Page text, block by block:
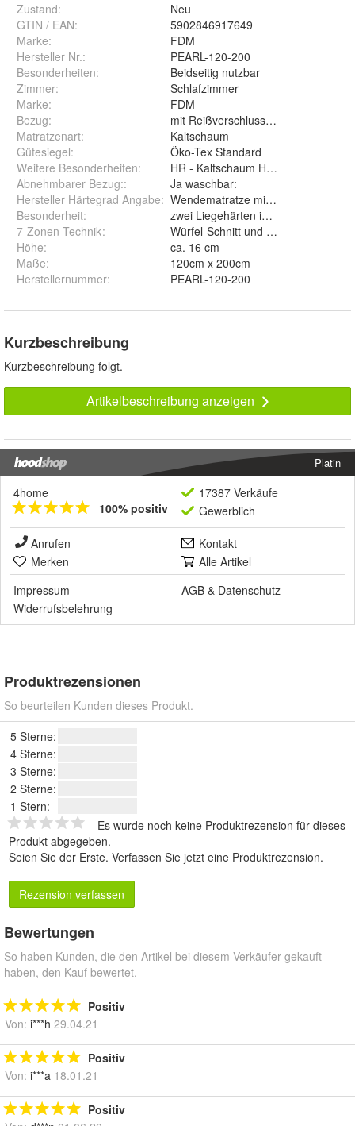
Zustand:
Neu
GTIN / EAN:
5902846917649
Marke:
FDM
Hersteller Nr.:
PEARL-120-200
Besonderheiten:
Beidseitig nutzbar
Zimmer:
Schlafzimmer
Marke:
FDM
Bezug:
mit Reißverschluss, abnehmbar
Matratzenart:
Kaltschaum
Gütesiegel:
Öko-Tex Standard
Weitere Besonderheiten:
HR - Kaltschaum Hybrid FOAM
Abnehmbarer Bezug::
Ja waschbar:
Hersteller Härtegrad Angabe: Wendematratze mit zwei
Besonderheit:
zwei Liegehärten in einer Matratze
7-Zonen-Technik:
Würfel-Schnitt und Lamelen-Schnitt
Höhe:
ca. 16 cm
Maße:
120cm x 200cm
Herstellernummer: PEARL-120-200
Kurzbeschreibung
Kurzbeschreibung folgt.
Artikelbeschreibung anzeigen
Platin
4home
100% positiv
17387 Verkäufe
Gewerblich
Anrufen
Kontakt
Merken
Alle Artikel
Impressum
AGB & Datenschutz
Widerrufsbelehrung
Produktrezensionen
So beurteilen Kunden dieses Produkt.
5 Sterne:
4 Sterne:
3 Sterne:
2 Sterne:
1 Stern:
Es wurde noch keine Produktrezension für dieses
Produkt abgegeben.
Seien Sie der Erste. Verfassen Sie jetzt eine Produktrezension.
Rezension verfassen
Bewertungen
So haben Kunden, die den Artikel bei diesem Verkäufer gekauft
haben, den Kauf bewertet.
Positiv
Von: i***h 29.04.21
Positiv
Von: i***a 18.01.21
Positiv